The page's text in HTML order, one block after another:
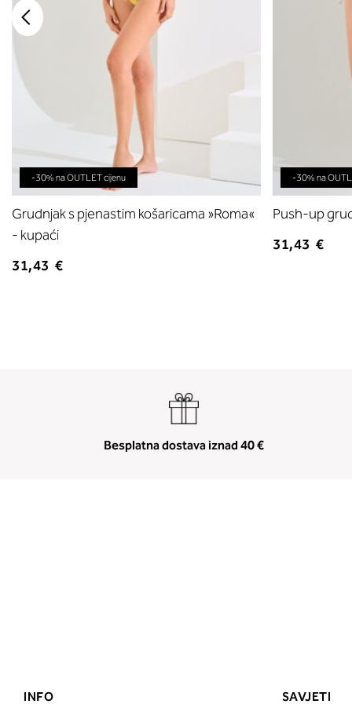
-30% na OUTLET cijenu
Grudnjak s pjenastim košaricama »Roma«
- kupaći
31,43 €
-30% na
Push-up
31,43 €
Besplatna dostava iznad 40 €
INFO SAVJETI